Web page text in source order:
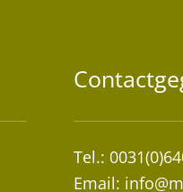
Tel.:
Email: